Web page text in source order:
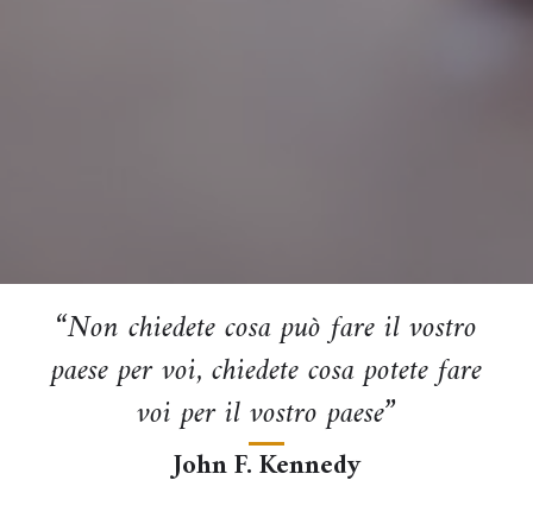
“Non chiedete cosa può fare il vostro
paese per voi, chiedete cosa potete fare
voi per il vostro paese”
John F. Kennedy